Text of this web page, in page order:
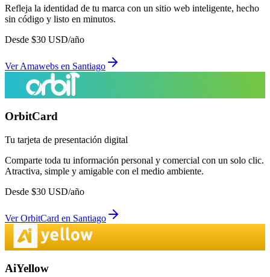
Refleja la identidad de tu marca con un sitio web inteligente, hecho
sin código y listo en minutos.
Desde $30 USD/año
VerAmawebs en Santiago
OrbitCard
Tu tarjeta de presentación digital
Comparte toda tu información personal y comercial con un solo clic.
Atractiva, simple y amigable con el medio ambiente.
Desde $30 USD/año
VerOrbitCard en Santiago
AiYellow